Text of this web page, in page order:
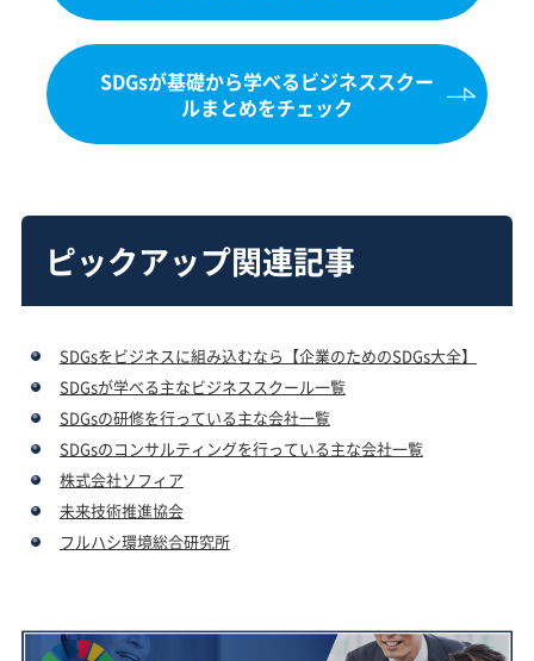
SDGsが基礎から学べるビジネススクー
ルまとめをチェック
ピックアップ関連記事
SDGsをビジネスに組み込むなら【企業のためのSDGs大全】
SDGsが学べる主なビジネススクール一覧
SDGsの研修を行っている主な会社一覧
SDGsのコンサルティングを行っている主な会社一覧
株式会社ソフィア
未来技術推進協会
フルハシ環境総合研究所